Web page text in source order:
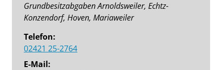
Grundbesitzabgaben Arnoldsweiler, Echtz-
Konzendorf, Hoven, Mariaweiler
Telefon:
02421 25-2764
E-Mail: